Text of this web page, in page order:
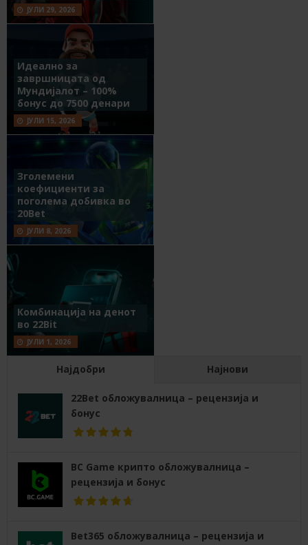
ЈУЛИ 29, 2026
Идеално за
завршницата од
Мундијалот – 100%
бонус до 7500 денари
ЈУЛИ 15, 2026
Зголемени
коефициенти за
поголема добивка во
20Bet
ЈУЛИ 8, 2026
Комбинација на денот
во 22Bit
ЈУЛИ 1, 2026
Најдобри Најнови
22Bet обложувалница – рецензија и
бонус
BC Game крипто обложувалница –
рецензија и бонус
Bet365 обложувалница – рецензија и